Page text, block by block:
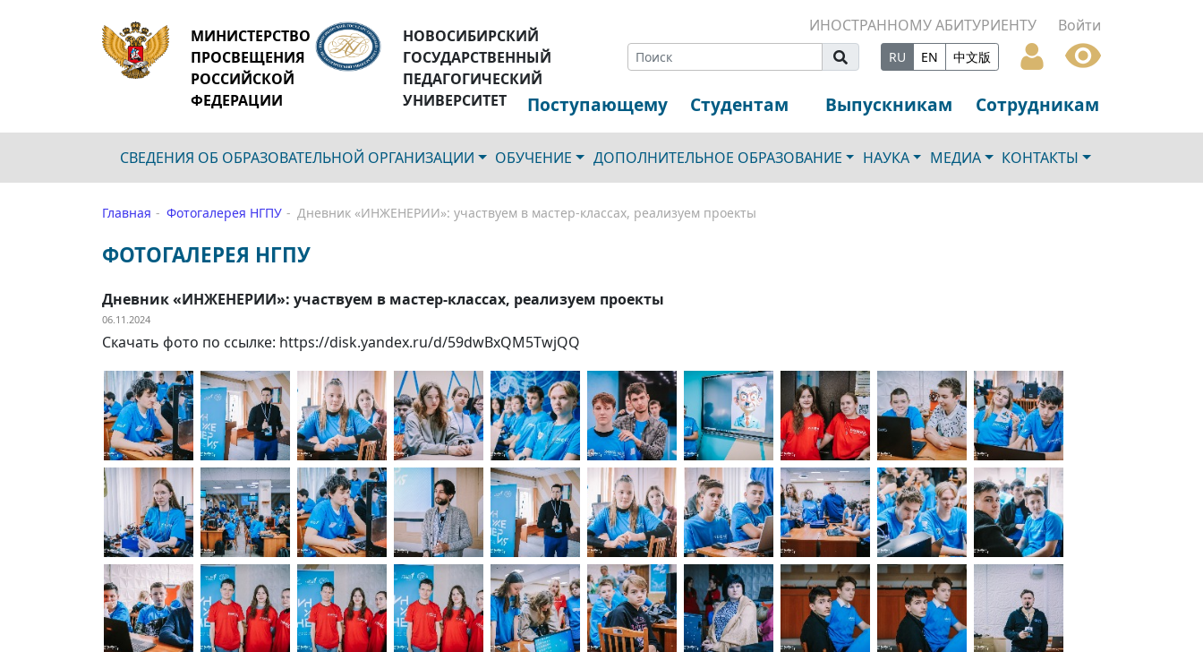
МИНИСТЕРСТВО
ПРОСВЕЩЕНИЯ
РОССИЙСКОЙ
ФЕДЕРАЦИИ
НОВОСИБИРСКИЙ
ГОСУДАРСТВЕННЫЙ
ПЕДАГОГИЧЕСКИЙ
УНИВЕРСИТЕТ
ИНОСТРАННОМУ АБИТУРИЕНТУ Войти
RU EN 中文版
Поступающему Студентам Выпускникам Сотрудникам
СВЕДЕНИЯ ОБ ОБРАЗОВАТЕЛЬНОЙ ОРГАНИЗАЦИИ ОБУЧЕНИЕ ДОПОЛНИТЕЛЬНОЕ ОБРАЗОВАНИЕ НАУКА МЕДИА КОНТАКТЫ
Главная Фотогалерея НГПУ Дневник «ИНЖЕНЕРИИ»: участвуем в мастер-классах, реализуем проекты
ФОТОГАЛЕРЕЯ НГПУ
Дневник «ИНЖЕНЕРИИ»: участвуем в мастер-классах, реализуем проекты
06.11.2024
Скачать фото по ссылке: https://disk.yandex.ru/d/59dwBxQM5TwjQQ